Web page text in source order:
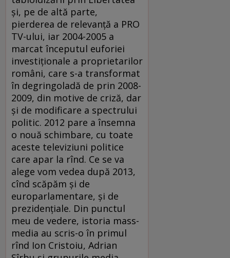
şi, pe de altă parte,
pierderea de relevanţă a PRO
TV-ului, iar 2004-2005 a
marcat începutul euforiei
investiţionale a proprietarilor
români, care s-a transformat
în degringoladă de prin 2008-
2009, din motive de criză, dar
şi de modificare a spectrului
politic. 2012 pare a însemna
o nouă schimbare, cu toate
aceste televiziuni politice
care apar la rînd. Ce se va
alege vom vedea după 2013,
cînd scăpăm şi de
europarlamentare, şi de
prezidenţiale. Din punctul
meu de vedere, istoria mass-
media au scris-o în primul
rînd Ion Cristoiu, Adrian